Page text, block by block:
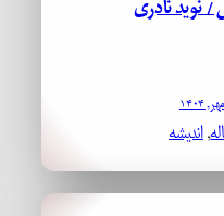
نوید نادری
, اندیشه